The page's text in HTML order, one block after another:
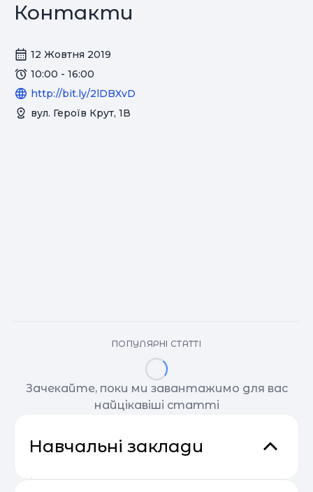
Контакти
12 Жовтня 2019
10:00 - 16:00
http://bit.ly/2lDBXvD
вул. Героїв Крут, 1В
ПОПУЛЯРНІ СТАТТІ
Зачекайте, поки ми завантажимо для вас
найцікавіші статті
Навчальні заклади